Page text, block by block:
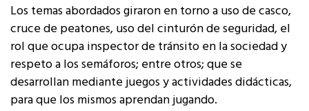
Los temas abordados giraron en torno a uso de casco,
cruce de peatones, uso del cinturón de seguridad, el
rol que ocupa inspector de tránsito en la sociedad y
respeto a los semáforos; entre otros; que se
desarrollan mediante juegos y actividades didácticas,
para que los mismos aprendan jugando.